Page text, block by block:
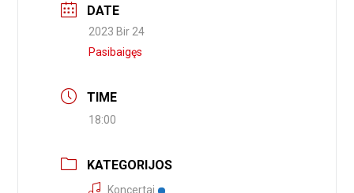
DATE
2023 Bir 24
Pasibaigęs
TIME
18:00
KATEGORIJOS
Koncertai